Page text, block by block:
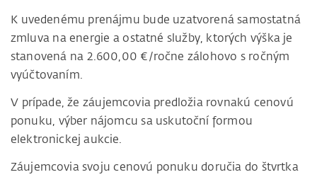
K uvedenému prenájmu bude uzatvorená samostatná
zmluva na energie a ostatné služby, ktorých výška je
stanovená na 2.600,00 €/ročne zálohovo s ročným
vyúčtovaním.
V prípade, že záujemcovia predložia rovnakú cenovú
ponuku, výber nájomcu sa uskutoční formou
elektronickej aukcie.
Záujemcovia svoju cenovú ponuku doručia do štvrtka